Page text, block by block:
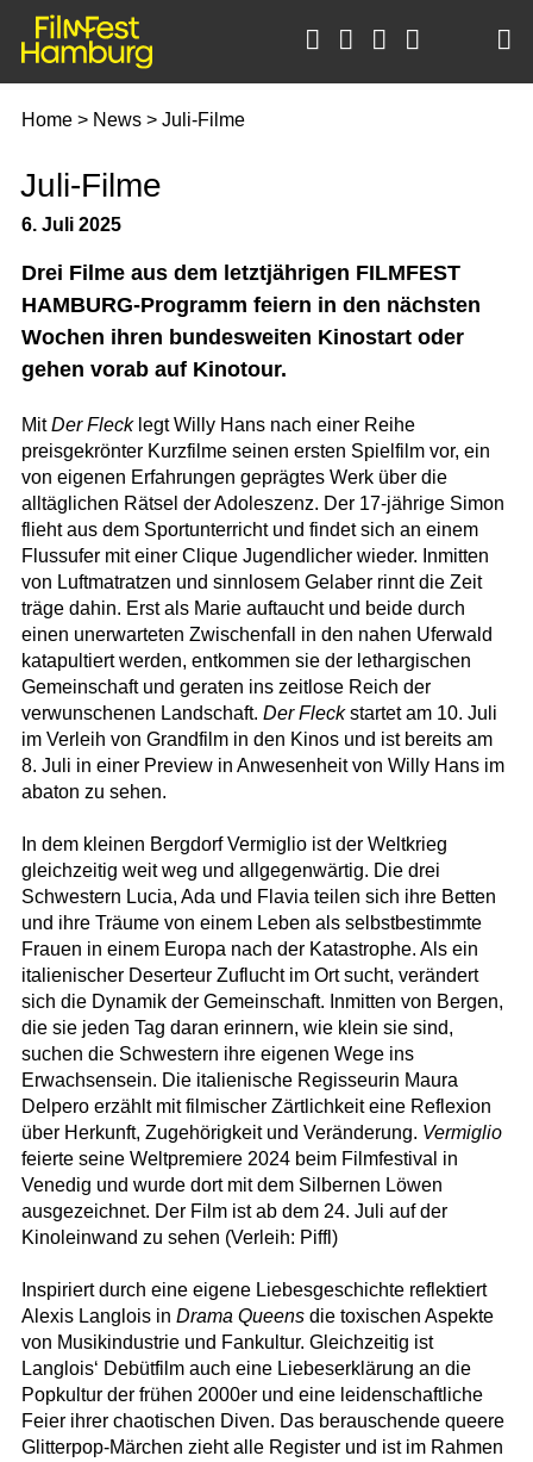
    
Home > News > Juli-Filme
Juli-Filme
6. Juli 2025
Drei Filme aus dem letztjährigen FILMFEST
HAMBURG-Programm feiern in den nächsten
Wochen ihren bundesweiten Kinostart oder
gehen vorab auf Kinotour.
MitDer Flecklegt Willy Hans nach einer Reihe
preisgekrönter Kurzfilme seinen ersten Spielfilm vor, ein
von eigenen Erfahrungen geprägtes Werk über die
alltäglichen Rätsel der Adoleszenz. Der 17-jährige Simon
flieht aus dem Sportunterricht und findet sich an einem
Flussufer mit einer Clique Jugendlicher wieder. Inmitten
von Luftmatratzen und sinnlosem Gelaber rinnt die Zeit
träge dahin. Erst als Marie auftaucht und beide durch
einen unerwarteten Zwischenfall in den nahen Uferwald
katapultiert werden, entkommen sie der lethargischen
Gemeinschaft und geraten ins zeitlose Reich der
verwunschenen Landschaft. Der Fleckstartet am 10. Juli
im Verleih von Grandfilm in den Kinos und ist bereits am
8. Juli in einer Preview in Anwesenheit von Willy Hans im
abaton zu sehen.
In dem kleinen Bergdorf Vermiglio ist der Weltkrieg
gleichzeitig weit weg und allgegenwärtig. Die drei
Schwestern Lucia, Ada und Flavia teilen sich ihre Betten
und ihre Träume von einem Leben als selbstbestimmte
Frauen in einem Europa nach der Katastrophe. Als ein
italienischer Deserteur Zuflucht im Ort sucht, verändert
sich die Dynamik der Gemeinschaft. Inmitten von Bergen,
die sie jeden Tag daran erinnern, wie klein sie sind,
suchen die Schwestern ihre eigenen Wege ins
Erwachsensein. Die italienische Regisseurin Maura
Delpero erzählt mit filmischer Zärtlichkeit eine Reflexion
über Herkunft, Zugehörigkeit und Veränderung. Vermiglio
feierte seine Weltpremiere 2024 beim Filmfestival in
Venedig und wurde dort mit dem Silbernen Löwen
ausgezeichnet. Der Film ist ab dem 24. Juli auf der
Kinoleinwand zu sehen (Verleih: Piffl)
Inspiriert durch eine eigene Liebesgeschichte reflektiert
Alexis Langlois in Drama Queensdie toxischen Aspekte
von Musikindustrie und Fankultur. Gleichzeitig ist
Langlois‘ Debütfilm auch eine Liebeserklärung an die
Popkultur der frühen 2000er und eine leidenschaftliche
Feier ihrer chaotischen Diven. Das berauschende queere
Glitterpop-Märchen zieht alle Register und ist im Rahmen